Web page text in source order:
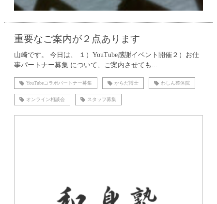
重要なご案内が２点あります
山崎です。 今日は、 １）YouTube感謝イベント開催２）お仕
事パートナー募集 について、ご案内させても...
YouTubeコラボパートナー募集 からだ博士 わしん整体院
オンライン相談会 スタッフ募集